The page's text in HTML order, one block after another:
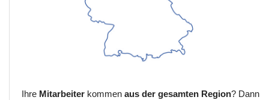
Ihre Mitarbeiter kommen aus der gesamten Region? Dann